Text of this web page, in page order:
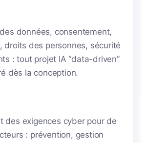
données, consentement,
droits des personnes, sécurité
: tout projet IA “data-driven”
dès la conception.
des exigences cyber pour de
: prévention, gestion